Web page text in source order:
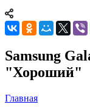
Samsung
"Хороший"
Главная